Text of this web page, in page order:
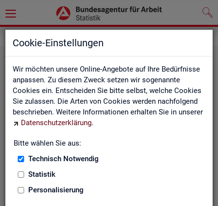
Cookie-Einstellungen
Wir möchten unsere Online-Angebote auf Ihre Bedürfnisse
anpassen. Zu diesem Zweck setzen wir sogenannte
Cookies ein. Entscheiden Sie bitte selbst, welche Cookies
Sie zulassen. Die Arten von Cookies werden nachfolgend
beschrieben. Weitere Informationen erhalten Sie in unserer
Datenschutzerklärung.
Bitte wählen Sie aus:
Technisch Notwendig
Statistik
Personalisierung
Un­ter­be­schäf­ti­gung
Wie viele Menschen suchen Arbeit oder haben